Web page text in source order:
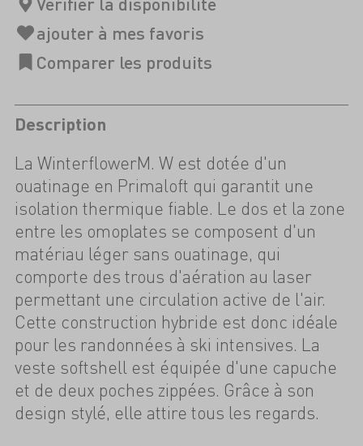
Description
La WinterflowerM. W est dotée d'un
ouatinage en Primaloft qui garantit une
isolation thermique fiable. Le dos et la zone
entre les omoplates se composent d'un
matériau léger sans ouatinage, qui
comporte des trous d'aération au laser
permettant une circulation active de l'air.
Cette construction hybride est donc idéale
pour les randonnées à ski intensives. La
veste softshell est équipée d'une capuche
et de deux poches zippées. Grâce à son
design stylé, elle attire tous les regards.